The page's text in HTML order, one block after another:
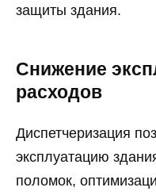
защиты здания.
Снижение
расходов
Диспетчеризация
эксплуатацию
поломок,